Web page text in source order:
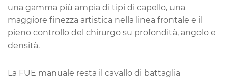
una gamma più ampia di tipi di capello, una
maggiore finezza artistica nella linea frontale e il
pieno controllo del chirurgo su profondità, angolo e
densità.
La FUE manuale resta il cavallo di battaglia